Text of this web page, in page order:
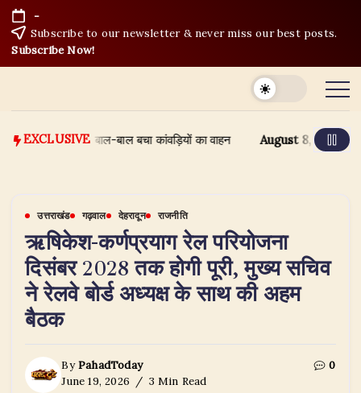
Skip
to
content
-
Subscribe to our newsletter & never miss our best posts.
Subscribe Now!
EXCLUSIVE
में समाने से बाल-बाल बचा कांवड़ियों का वाहन August 8, 2026हरिद्वार
उत्तराखंड गढ़वाल देहरादून राजनीति
ऋषिकेश-कर्णप्रयाग रेल परियोजना
दिसंबर 2028 तक होगी पूरी, मुख्य सचिव
ने रेलवे बोर्ड अध्यक्ष के साथ की अहम
बैठक
ByPahadToday
June 19, 2026
3 Min Read
0